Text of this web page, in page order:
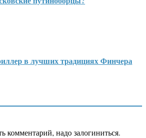
в лучших традициях Финчера
комментарий, надо залогиниться.